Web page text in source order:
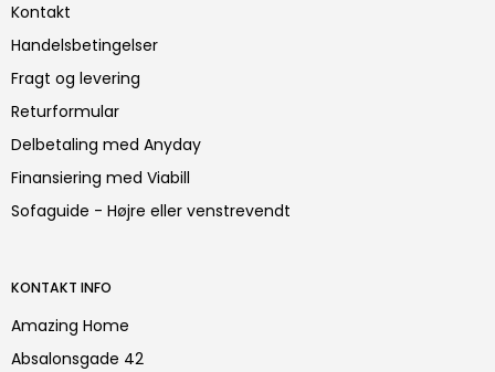
Kontakt
Handelsbetingelser
Fragt og levering
Returformular
Delbetaling med Anyday
Finansiering med Viabill
Sofaguide - Højre eller venstrevendt
KONTAKT INFO
Amazing Home
Absalonsgade 42